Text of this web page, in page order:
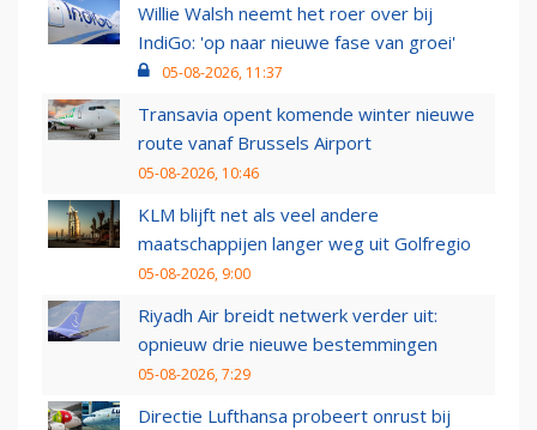
Willie Walsh neemt het roer over bij
IndiGo: 'op naar nieuwe fase van groei'
05-08-2026, 11:37
Transavia opent komende winter nieuwe
route vanaf Brussels Airport
05-08-2026, 10:46
KLM blijft net als veel andere
maatschappijen langer weg uit Golfregio
05-08-2026, 9:00
Riyadh Air breidt netwerk verder uit:
opnieuw drie nieuwe bestemmingen
05-08-2026, 7:29
Directie Lufthansa probeert onrust bij